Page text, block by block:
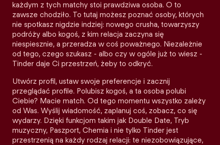
każdym z tych matchy stoi prawdziwa osoba. O to
zawsze chodziło. To tutaj możesz poznać osoby, których
nie spotkasz nigdzie indziej: nowego crusha, towarzyszy
podróży albo kogoś, z kim relacja zaczyna się
niespiesznie, a przeradza w coś poważnego. Niezależnie
od tego, czego szukasz - albo czy w ogóle już to wiesz -
Tinder daje Ci przestrzeń, żeby to odkryć.
Utwórz profil, ustaw swoje preferencje i zacznij
przeglądać profile. Polubisz kogoś, a ta osoba polubi
Ciebie? Macie match. Od tego momentu wszystko zależy
od Was. Wyślij wiadomość, zaplanuj coś, zobacz, co się
wydarzy. Dzięki funkcjom takim jak Double Date, Tryb
muzyczny, Paszport, Chemia i nie tylko Tinder jest
przestrzenią na każdy rodzaj relacji: te niezobowiązujące,